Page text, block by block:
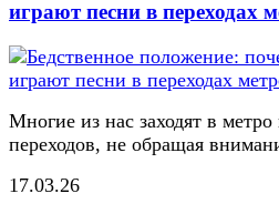
играют песни в переходах
Многие из нас заходят в
переходов, не обращая
17.03.26